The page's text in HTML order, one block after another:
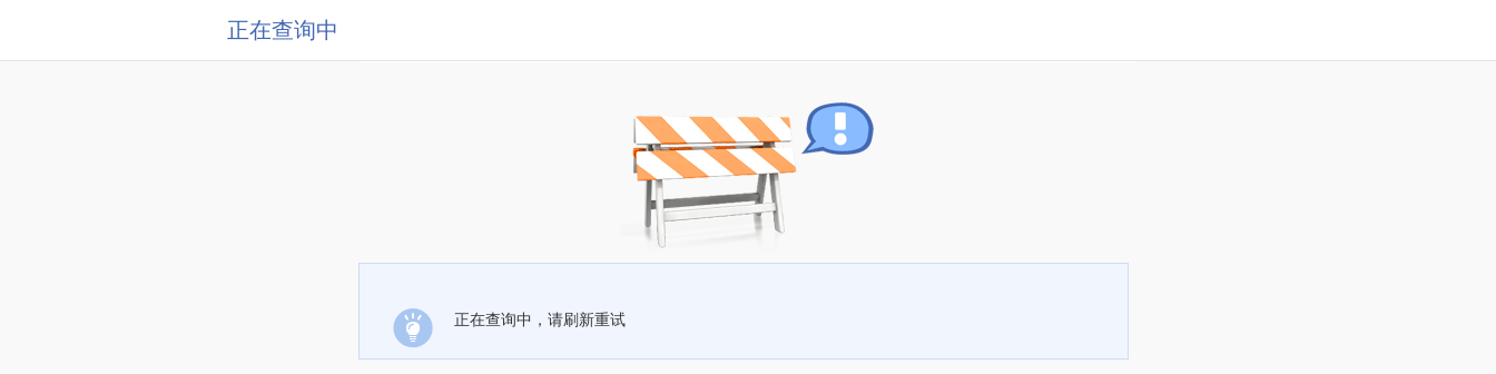
正在查询中
正在查询中，请刷新重试